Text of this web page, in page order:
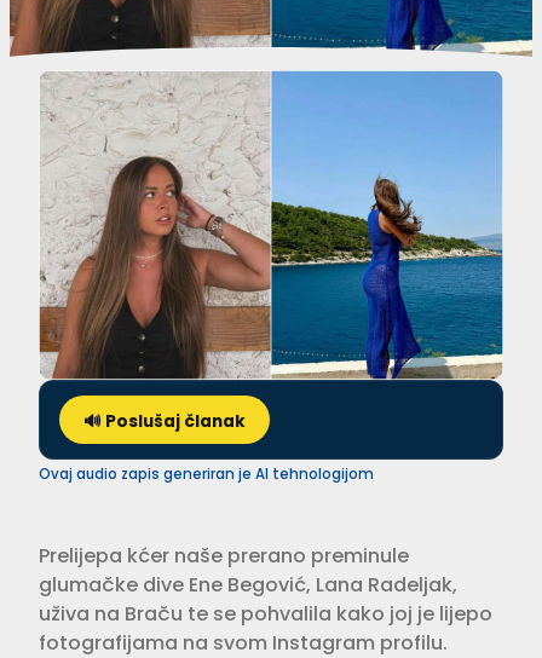
🔊 Poslušaj članak
Ovaj audio zapis generiran je AI tehnologijom
Prelijepa kćer naše prerano preminule
glumačke dive Ene Begović, Lana Radeljak,
uživa na Braču te se pohvalila kako joj je lijepo
fotografijama na svom Instagram profilu.